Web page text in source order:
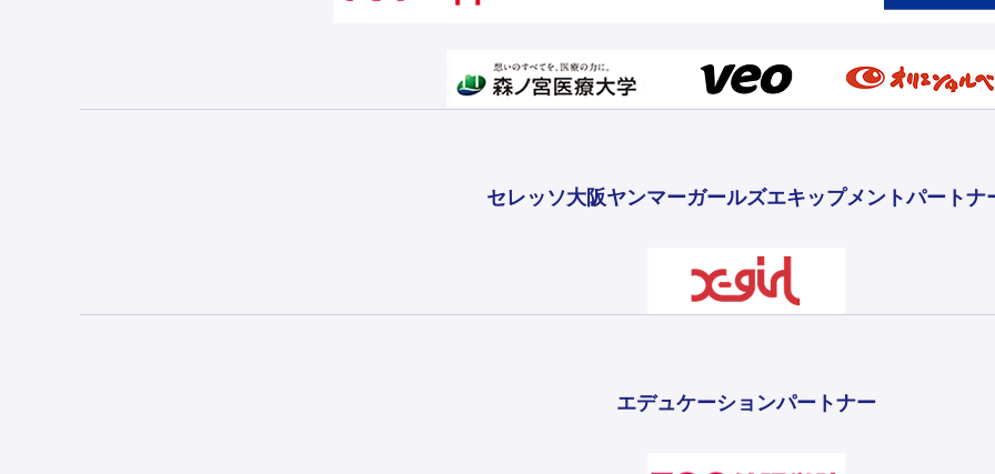
セレッソ大阪ヤンマーガールズエキップメントパートナ
エデュケーションパートナー